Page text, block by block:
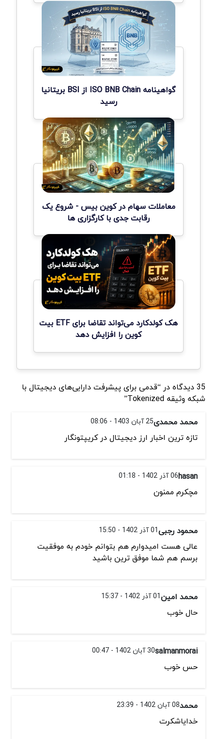
گواهینامه ISO BNB Chain از BSI بریتانیا
رسید
معاملات سهام در کوین بیس - شروع یک
رقابت جدی با کارگزاری ها
هک کولدکارد می‌تواند تقاضا برای ETF بیت
کوین را افزایش دهد
35 دیدگاه در “قدمی برای پیشرفت دارایی‌های دیجیتال با
شبکه وثیقه Tokenized”
محمد محمدی25 آبان 1403 - 08:06
تازه ترین اخبار ارز دیجیتال در کریپتونگار
hasan06 آذر 1402 - 01:18
مچکرم ممنون
محمود رجبی01 آذر 1402 - 15:50
عالی هست امیدوارم هم بتوانم خودم به موفقیت
برسم هم شما موفق ترین باشید
محمد امین01 آذر 1402 - 15:37
حال خوب
salmanmorai30 آبان 1402 - 00:47
حس خوب
محمد08 آبان 1402 - 23:39
خدایاشکرت